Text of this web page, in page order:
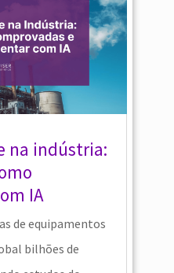
na indústria:
IA
de equipamentos
bilhões de